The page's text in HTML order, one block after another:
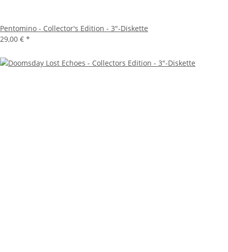
Pentomino - Collector's Edition - 3"-Diskette
29,00 € *